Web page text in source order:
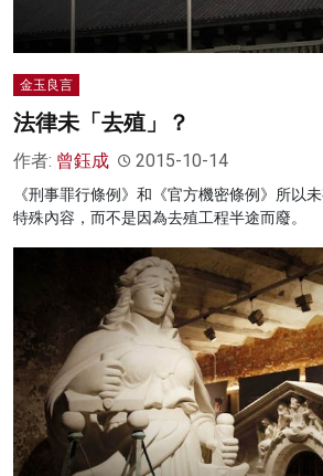
金玉良言
法律未「去殖」？
作者: 曾鈺成 2015-10-14
《刑事罪行條例》和《官方機密條例》所以
特殊內容，而不是因為去殖工程半途而廢。